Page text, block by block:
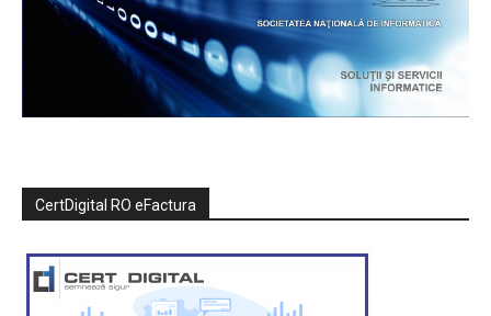
CertDigital RO eFactura